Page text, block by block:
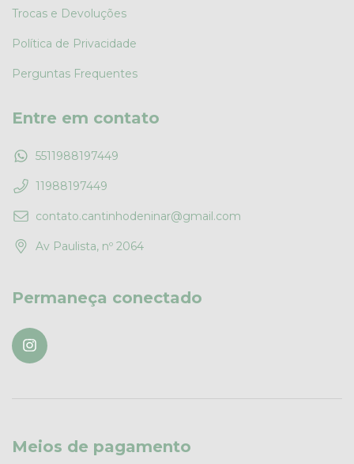
Trocas e Devoluções
Política de Privacidade
Perguntas Frequentes
Entre em contato
5511988197449
11988197449
contato.cantinhodeninar@gmail.com
Av Paulista, nº 2064
Permaneça conectado
Meios de pagamento